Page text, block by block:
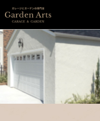
ホーム
会社概要
こだわり